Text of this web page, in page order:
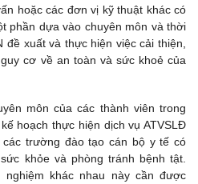
hoặc các đơn vị kỹ thuật khác có
phần dựa vào chuyên môn và thời
xuất và thực hiện việc cải thiện,
cơ về an toàn và sức khoẻ của
môn của các thành viên trong
hoạch thực hiện dịch vụ ATVSLĐ
trường đào tạo cán bộ y tế có
khỏe và phòng tránh bệnh tật.
nghiệm khác nhau này cần được